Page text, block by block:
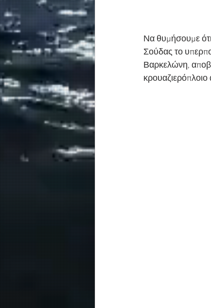
Να θυμήσουμε
Σούδας το
Βαρκελώνη,